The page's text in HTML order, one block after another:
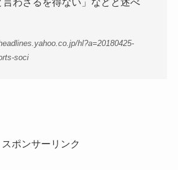
言わざるを得ない」などと述べ
hl?a=20180425-
soci
スポンサーリンク